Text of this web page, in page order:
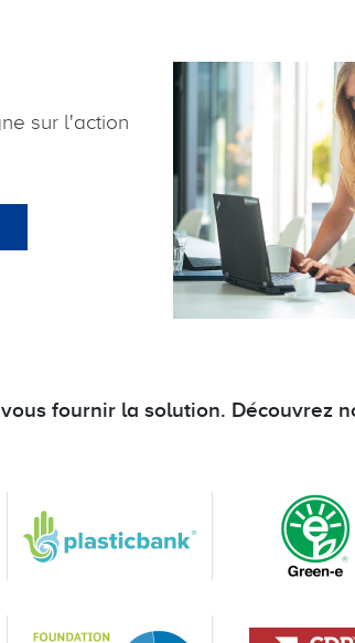
sur l'action
fournir la solution. Découvrez